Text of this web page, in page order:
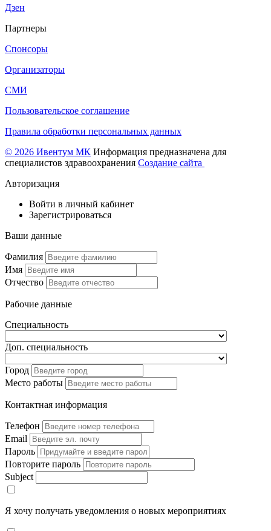
Дзен
Партнеры
Спонсоры
Организаторы
СМИ
Пользовательское соглашение
Правила обработки персональных данных
© 2026 Ивентум МК Информация предназначена для
специалистов здравоохранения Создание сайта
Авторизация
Войти в личный кабинет
Зарегистрироваться
Ваши данные
Фамилия
Имя
Отчество
Рабочие данные
Специальность
Доп. специальность
Город
Место работы
Контактная информация
Телефон
Email
Пароль
Повторите пароль
Subject
Я хочу получать уведомления о новых мероприятиях